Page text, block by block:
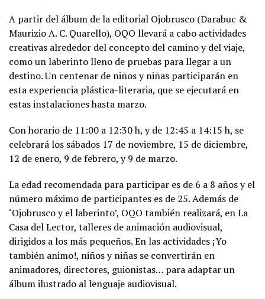
A partir del álbum de la editorial Ojobrusco (Darabuc &
Maurizio A. C. Quarello), OQO llevará a cabo actividades
creativas alrededor del concepto del camino y del viaje,
como un laberinto lleno de pruebas para llegar a un
destino. Un centenar de niños y niñas participarán en
esta experiencia plástica-literaria, que se ejecutará en
estas instalaciones hasta marzo.
Con horario de 11:00 a 12:30 h, y de 12:45 a 14:15 h, se
celebrará los sábados 17 de noviembre, 15 de diciembre,
12 de enero, 9 de febrero, y 9 de marzo.
La edad recomendada para participar es de 6 a 8 años y el
número máximo de participantes es de 25. Además de
‘Ojobrusco y el laberinto’, OQO también realizará, en La
Casa del Lector, talleres de animación audiovisual,
dirigidos a los más pequeños. En las actividades ¡Yo
también animo!, niños y niñas se convertirán en
animadores, directores, guionistas… para adaptar un
álbum ilustrado al lenguaje audiovisual.